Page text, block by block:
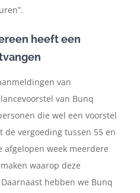
heeft een
van
van Bunq
die wel een voorstel
vergoeding tussen 55 en
afgelopen week meerdere
waarop deze
hebben we Bunq